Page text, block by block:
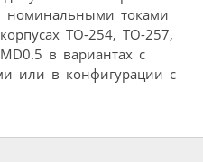
токами
TO-254, TO-257,
в вариантах с
или в конфигурации с